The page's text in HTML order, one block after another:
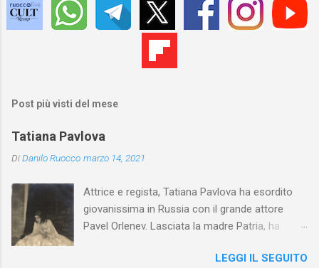
Post più visti del mese
Tatiana Pavlova
DiDanilo Ruocco marzo 14, 2021
Attrice e regista, Tatiana Pavlova ha esordito
giovanissima in Russia con il grande attore
Pavel Orlenev. Lasciata la madre Patria, ha
l'arte della Pavlova ha raggiunto la piena
LEGGI IL SEGUITO